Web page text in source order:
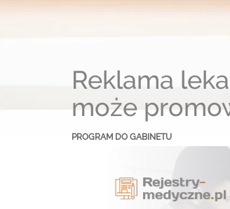
Reklama
może
PROGRAM DO GABINETU